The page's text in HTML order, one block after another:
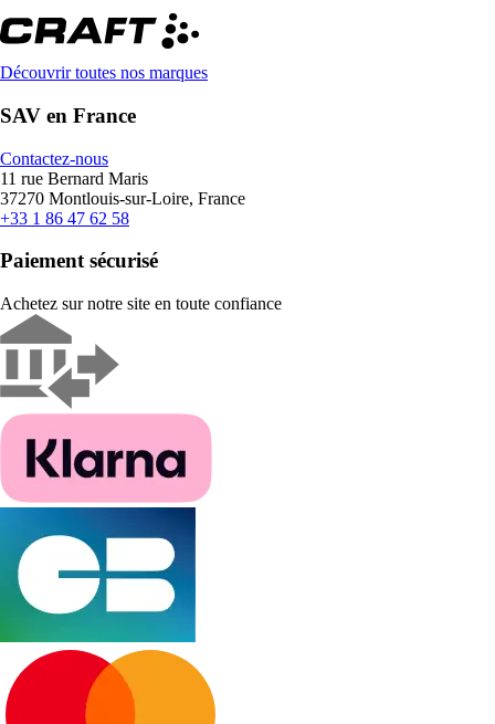
Découvrir toutes nos marques
SAV en France
Contactez-nous
11 rue Bernard Maris
37270 Montlouis-sur-Loire, France
+33 1 86 47 62 58
Paiement sécurisé
Achetez sur notre site en toute confiance